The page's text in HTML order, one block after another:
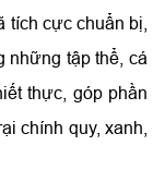
tích cực chuẩn bị,
những tập thể, cá
thực, góp phần
chính quy, xanh,